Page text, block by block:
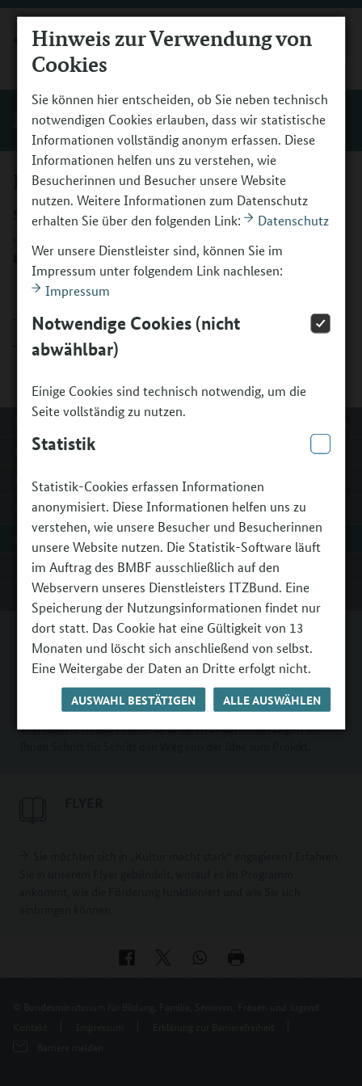
Hinweis zur Verwendung von
Cookies
Sie können hier entscheiden, ob Sie neben technisch
notwendigen Cookies erlauben, dass wir statistische
Informationen vollständig anonym erfassen. Diese
Informationen helfen uns zu verstehen, wie
Besucherinnen und Besucher unsere Website
nutzen. Weitere Informationen zum Datenschutz
erhalten Sie über den folgenden Link:
Datenschutz
Wer unsere Dienstleister sind, können Sie im
Impressum unter folgendem Link nachlesen:
Impressum
Notwendige Cookies (nicht
abwählbar)
Einige Cookies sind technisch notwendig, um die
Seite vollständig zu nutzen.
Statistik
Statistik-Cookies erfassen Informationen
anonymisiert. Diese Informationen helfen uns zu
verstehen, wie unsere Besucher und Besucherinnen
unsere Website nutzen. Die Statistik-Software läuft
im Auftrag des BMBF ausschließlich auf den
Webservern unseres Dienstleisters ITZBund. Eine
Speicherung der Nutzungsinformationen findet nur
dort statt. Das Cookie hat eine Gültigkeit von 13
Monaten und löscht sich anschließend von selbst.
Eine Weitergabe der Daten an Dritte erfolgt nicht.
AUSWAHL BESTÄTIGEN ALLE AUSWÄHLEN
MENÜ
Förderung
Login interner Bereich
Sie sind Programmpartner oder Bündnispartner von
gelangen Sie zum internen Bereich.
Login Programmpartner
Login Bündnisse
MEHR ZU:
Mitmachen
Förderer und Initiativen
Terminkalender
Login interner Bereich
Login Programmpartner
Login Bündnisse
ERKLÄRFILME ZU „KULTUR MACHT STARK"
Wie kommt ein „Kultur macht stark“-Projekt zustande? Was ist
bei der Bewerbung um Fördermittel wichtig? Wo finden
interessierte Akteure Hilfe? In unseren Erklärfilmen zeigen wir